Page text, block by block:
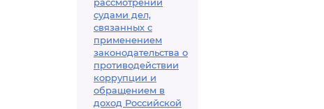
судами дел,
связанных с
применением
законодательства о
противодействии
коррупции и
обращением в
доход Российской